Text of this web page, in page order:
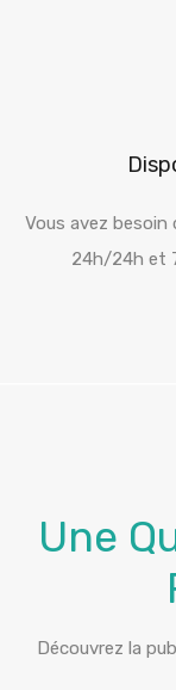
Vous avez
24h/24h et
Une
Découvrez la